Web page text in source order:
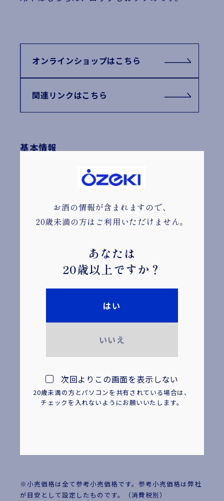
オンラインショップはこちら
関連リンクはこちら
基本情報
辛丹波 生貯蔵
720ml
瓶
1,050円
4901061 107249
15％
+7
70%
※小売価格は全て参考小売価格です。参考小売価格は弊社
が目安として設定したものです。（消費税別）
お酒の情報が含まれますので、
20歳未満の方はご利用いただけません。
あなたは
20歳以上ですか？
はい
いいえ
次回よりこの画面を表示しない
20歳未満の方とパソコンを共有されている場合は、
チェックを入れないようにお願いいたします。